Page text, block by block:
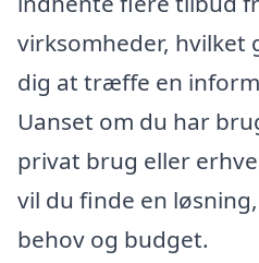
virksomheder,
dig at træffe en
Uanset om du har
privat brug eller
vil du finde en
behov og budget.